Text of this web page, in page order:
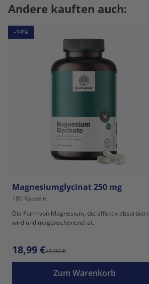
Andere kauften auch:
-14%
Magnesiumglycinat 250 mg
180 Kapseln
Die Form von Magnesium, die effektiv absorbiert
wird und magenschonend ist.
18,99 €21,99 €
Zum Warenkorb